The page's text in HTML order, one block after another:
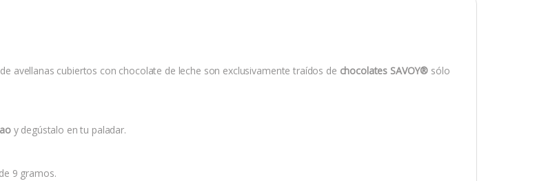
avellanas cubiertos con chocolate de leche son exclusivamente traídos de chocolates SAVOY® sólo
y degústalo en tu paladar.
9 gramos.